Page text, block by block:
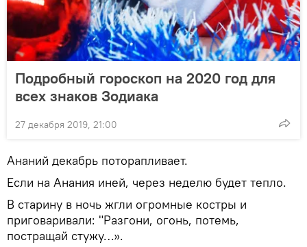
Подробный гороскоп на 2020 год для
всех знаков Зодиака
27 декабря 2019, 21:00
Ананий декабрь поторапливает.
Если на Анания иней, через неделю будет тепло.
В старину в ночь жгли огромные костры и
приговаривали: "Разгони, огонь, потемь,
постращай стужу…».